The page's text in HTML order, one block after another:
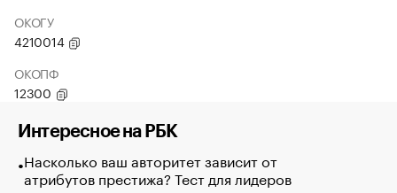
ОКОГУ
4210014
ОКОПФ
12300
Интересное на РБК
Насколько ваш авторитет зависит от
атрибутов престижа? Тест для лидеров